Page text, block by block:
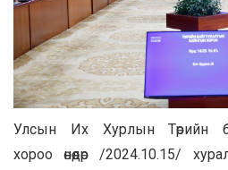
Улсын Их Хурлын Төрийн
хороо өнөөдөр /2024.10.15/